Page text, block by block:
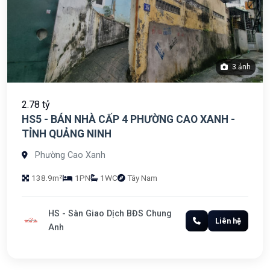
3 ảnh
2.78 tỷ
HS5 - BÁN NHÀ CẤP 4 PHƯỜNG CAO XANH -
TỈNH QUẢNG NINH
Phường Cao Xanh
138.9m² 1PN 1WC Tây Nam
HS - Sàn Giao Dịch BĐS Chung
Anh
Liên hệ